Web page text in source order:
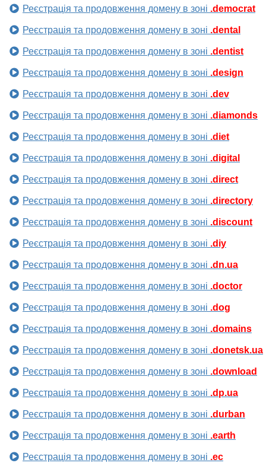
Реєстрація та продовження домену в зоні .democrat
Реєстрація та продовження домену в зоні .dental
Реєстрація та продовження домену в зоні .dentist
Реєстрація та продовження домену в зоні .design
Реєстрація та продовження домену в зоні .dev
Реєстрація та продовження домену в зоні .diamonds
Реєстрація та продовження домену в зоні .diet
Реєстрація та продовження домену в зоні .digital
Реєстрація та продовження домену в зоні .direct
Реєстрація та продовження домену в зоні .directory
Реєстрація та продовження домену в зоні .discount
Реєстрація та продовження домену в зоні .diy
Реєстрація та продовження домену в зоні .dn.ua
Реєстрація та продовження домену в зоні .doctor
Реєстрація та продовження домену в зоні .dog
Реєстрація та продовження домену в зоні .domains
Реєстрація та продовження домену в зоні .donetsk.ua
Реєстрація та продовження домену в зоні .download
Реєстрація та продовження домену в зоні .dp.ua
Реєстрація та продовження домену в зоні .durban
Реєстрація та продовження домену в зоні .earth
Реєстрація та продовження домену в зоні .ec